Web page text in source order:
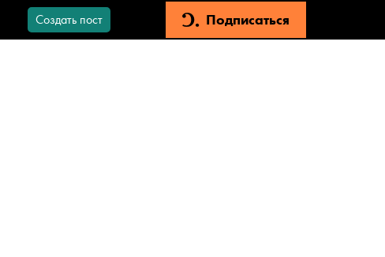
Создать пост Подписаться